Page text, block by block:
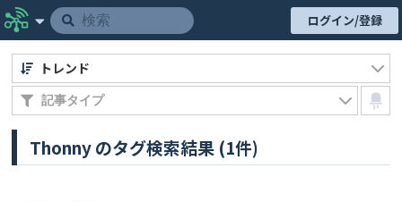
ログイン/登録
Thonny のタグ検索結果 (1件)
トレンド